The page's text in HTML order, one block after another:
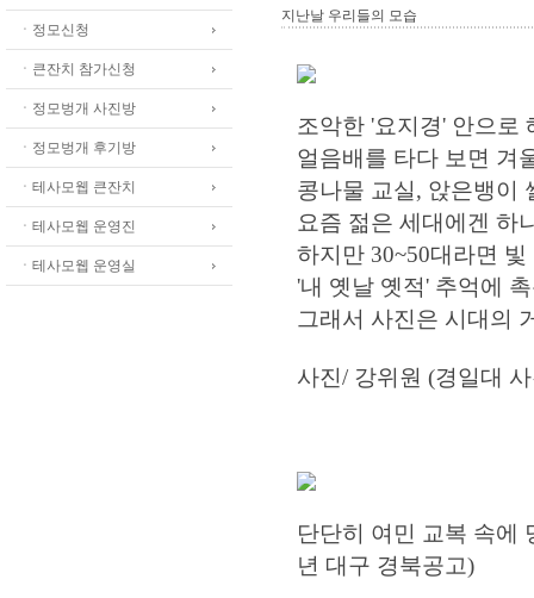
ㆍ정모신청
ㆍ큰잔치 참가신청
ㆍ정모벙개 사진방
ㆍ정모벙개 후기방
ㆍ테사모웹 큰잔치
ㆍ테사모웹 운영진
ㆍ테사모웹 운영실
지난날 우리들의 모습
조악한 '요지경' 안으로
얼음배를 타다 보면 겨
콩나물 교실, 앉은뱅이
요즘 젊은 세대에겐 하
하지만 30~50대라면
'내 옛날 옛적' 추억에
그래서 사진은 시대의
사진/ 강위원 (경일대
단단히 여민 교복 속에
년 대구 경북공고)